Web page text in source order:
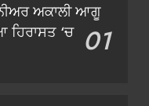
ਅਕਾਲੀ ਆਗੂ
‘ਚ 01